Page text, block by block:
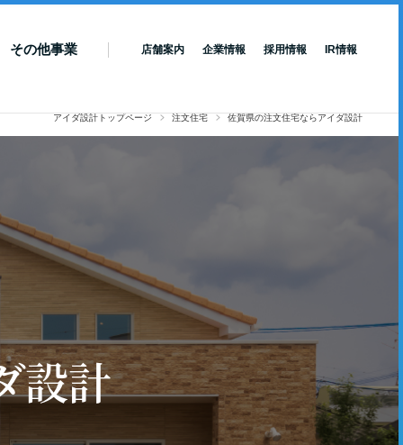
その他事業 店舗案内 企業情報 採用情報 IR情報
アイダ設計トップページ 注文住宅 佐賀県の注文住宅ならアイダ設計
設計